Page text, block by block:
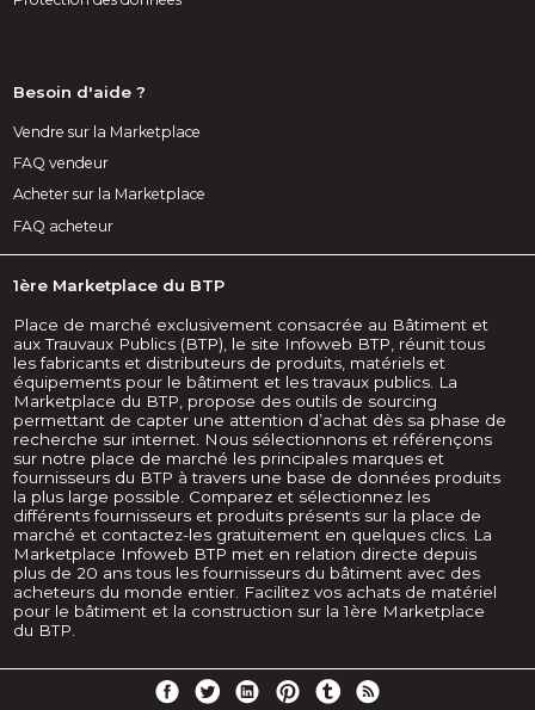
Besoin d'aide ?
Vendre sur la Marketplace
FAQ vendeur
Acheter sur la Marketplace
FAQ acheteur
1ère Marketplace du BTP
Place de marché exclusivement consacrée au Bâtiment et
aux Trauvaux Publics (BTP), le site Infoweb BTP, réunit tous
les fabricants et distributeurs de produits, matériels et
équipements pour le bâtiment et les travaux publics. La
Marketplace du BTP, propose des outils de sourcing
permettant de capter une attention d’achat dès sa phase de
recherche sur internet. Nous sélectionnons et référençons
sur notre place de marché les principales marques et
fournisseurs du BTP à travers une base de données produits
la plus large possible. Comparez et sélectionnez les
différents fournisseurs et produits présents sur la place de
marché et contactez-les gratuitement en quelques clics. La
Marketplace Infoweb BTP met en relation directe depuis
plus de 20 ans tous les fournisseurs du bâtiment avec des
acheteurs du monde entier. Facilitez vos achats de matériel
pour le bâtiment et la construction sur la 1ère Marketplace
du BTP.